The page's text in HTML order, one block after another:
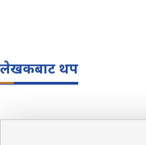
लेखकबाट थप